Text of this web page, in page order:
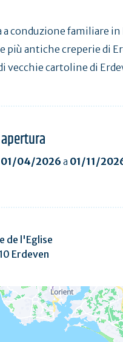
a conduzione familiare
più antiche creperie di
vecchie cartoline di
01/04/2026 a 01/11/
de l'Eglise
Erdeven